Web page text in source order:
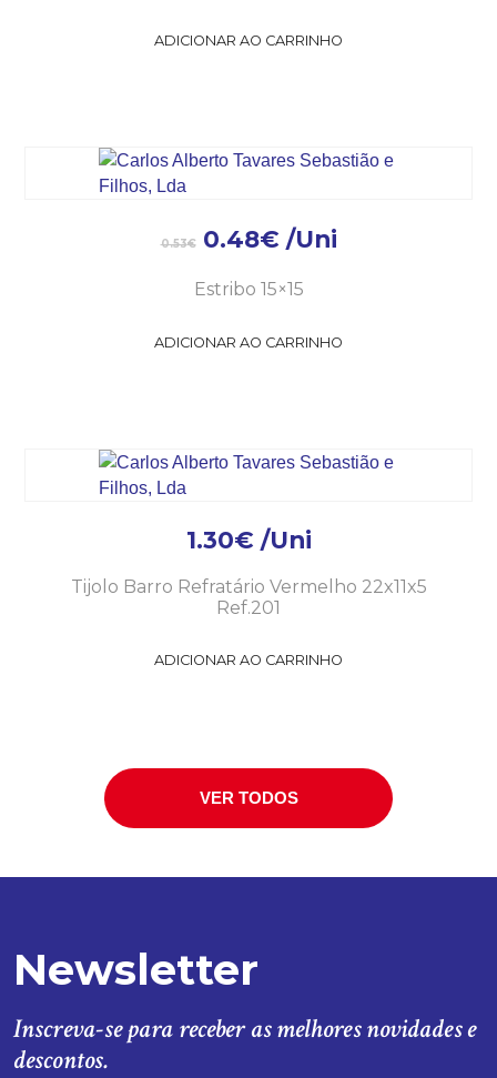
ADICIONAR AO CARRINHO
0.53€ 0.48€ /Uni
Estribo 15×15
ADICIONAR AO CARRINHO
1.30€ /Uni
Tijolo Barro Refratário Vermelho 22x11x5
Ref.201
ADICIONAR AO CARRINHO
VER TODOS
Newsletter
Inscreva-se para receber as melhores novidades e
descontos.